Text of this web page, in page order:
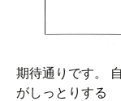
期待通りです。
がしっとりする